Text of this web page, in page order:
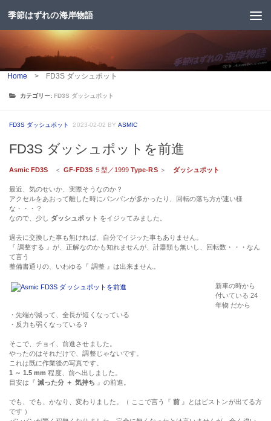
コンテンツへスキップ
季節はずれの海岸物語
Home > FD3S ダッシュポット
カテゴリー:FD3S ダッシュポット
FD3S ダッシュポット 2023-02-02 BYASMIC
FD3S ダッシュポットを前進
Asmic FD3S ＜ GF-FD3S５型／1999Type-RS＞ ダッシュポット
最近、気のせいか、実際そうなのか？
アクセルをあおって離した時にパンパンが多かったり、回転の落ち方が速い様
な・・・？
なので、少し ダッシュポット をイジッてみました。
過去に交換した事も無ければ、自分でイジッた事もありません。
『調整する 』が、正解なのかも知れませんが、計器類も無いし、回転数・・・なん
て言う
整備書通りの、いわゆる『 調整 』は出来ません。
新車の時から
付いている24
年物 だから
・先端が減って、全長が短くなっている
・反力も弱くなっている？
そこで、チョイ、前進させました。
やったのはそれだけで、調整じゃないです。
これは既に作業後の写真です。
1 ～ 1.5 mm 程度、前へ出しました。
目安は『減った分 ＋ 気持ち 』の前進。
でも、でも、かなり、変わりました。（ ここで言う『前 』とはピストンが出てる方
です ）